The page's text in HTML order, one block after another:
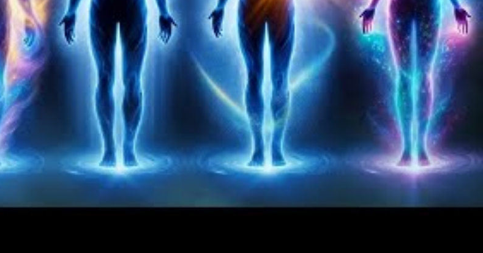
. Réunissez toutes vos informations,
Incluez des détails sur votre destination,